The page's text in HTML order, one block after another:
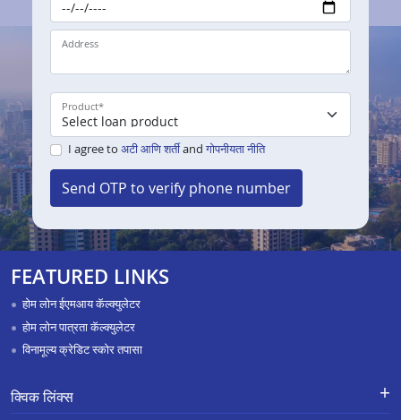
Address
Product*
I agree to अटी आणि शर्तीand गोपनीयता नीति
Send OTP to verify phone number
FEATURED LINKS
होम लोन ईएमआय कॅल्क्युलेटर
होम लोन पात्रता कॅल्क्युलेटर
विनामूल्य क्रेडिट स्कोर तपासा
क्विक लिंक्स